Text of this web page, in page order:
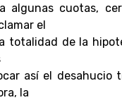
algunas cuotas,
el
totalidad de la
así el desahucio
la